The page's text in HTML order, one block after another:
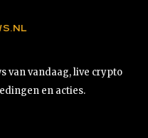
van vandaag, live crypto
en acties.